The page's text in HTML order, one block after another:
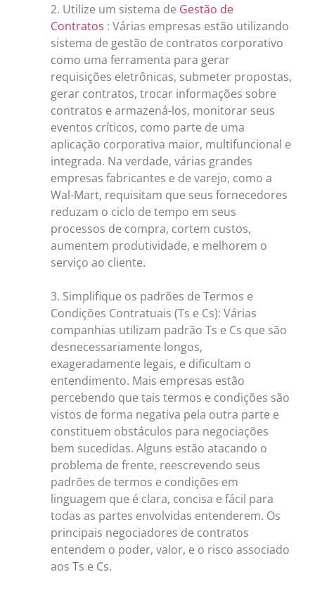
2. Utilize um sistema de Gestão de
Contratos : Várias empresas estão utilizando
sistema de gestão de contratos corporativo
como uma ferramenta para gerar
requisições eletrônicas, submeter propostas,
gerar contratos, trocar informações sobre
contratos e armazená-los, monitorar seus
eventos críticos, como parte de uma
aplicação corporativa maior, multifuncional e
integrada. Na verdade, várias grandes
empresas fabricantes e de varejo, como a
Wal-Mart, requisitam que seus fornecedores
reduzam o ciclo de tempo em seus
processos de compra, cortem custos,
aumentem produtividade, e melhorem o
serviço ao cliente.
3. Simplifique os padrões de Termos e
Condições Contratuais (Ts e Cs): Várias
companhias utilizam padrão Ts e Cs que são
desnecessariamente longos,
exageradamente legais, e dificultam o
entendimento. Mais empresas estão
percebendo que tais termos e condições são
vistos de forma negativa pela outra parte e
constituem obstáculos para negociações
bem sucedidas. Alguns estão atacando o
problema de frente, reescrevendo seus
padrões de termos e condições em
linguagem que é clara, concisa e fácil para
todas as partes envolvidas entenderem. Os
principais negociadores de contratos
entendem o poder, valor, e o risco associado
aos Ts e Cs.